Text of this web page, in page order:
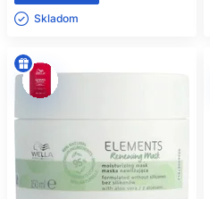
Skladom ㅤ